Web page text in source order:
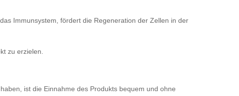
Immunsystem, fördert die Regeneration der Zellen in der
zu erzielen.
ist die Einnahme des Produkts bequem und ohne